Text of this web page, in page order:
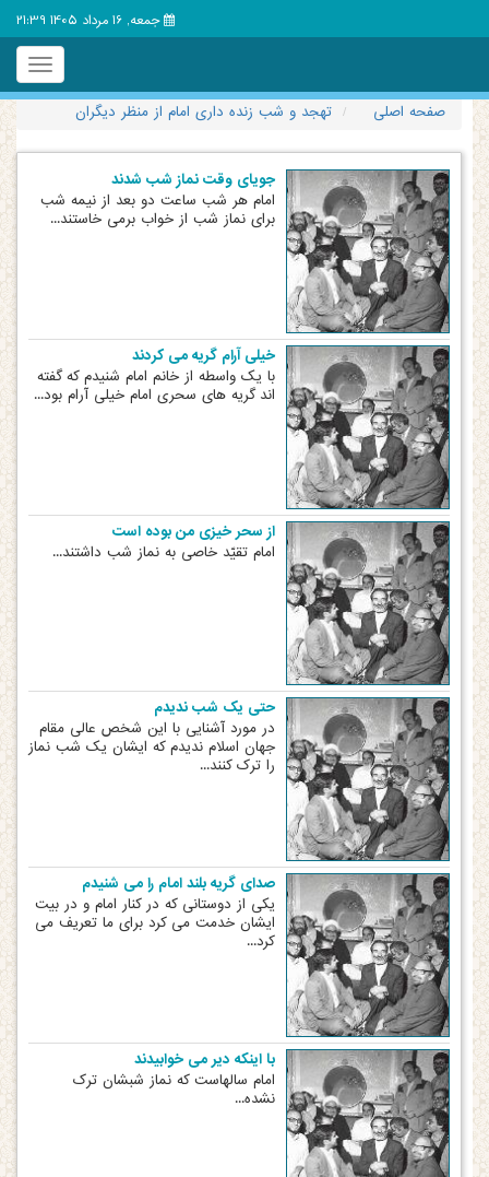
جمعه, 16 مرداد 1405 21:39
Toggle
صفحه اصلی
تهجد و شب زنده داری امام از منظر دیگران
جویای وقت نماز شب شدند
امام هر شب ساعت دو بعد از نیمه شب
برای نماز شب از خواب برمی خاستند...
خیلی آرام گریه می کردند
با یک واسطه از خانم امام شنیدم که گفته
اند گریه های سحری امام خیلی آرام بود...
از سحر خیزی من بوده است
امام تقیّد خاصی به نماز شب داشتند...
حتی یک شب ندیدم
در مورد آشنایی با این شخص عالی مقام
جهان اسلام ندیدم که ایشان یک شب نماز
را ترک کنند...
صدای گریه بلند امام را می شنیدم
یکی از دوستانی که در کنار امام و در بیت
ایشان خدمت می کرد برای ما تعریف می
کرد...
با اینکه دیر می خوابیدند
امام سالهاست که نماز شبشان ترک
نشده...